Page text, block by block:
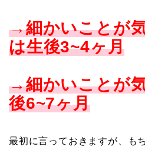
→細かいことが
は生後3~4ヶ月
→細かいことが
後6~7ヶ月
最初に言っておきますが、も